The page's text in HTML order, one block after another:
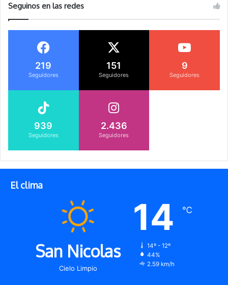
Seguinos en las redes
219
Seguidores
151
Seguidores
9
Seguidores
939
Seguidores
2.436
Seguidores
El clima
San Nicolas
Cielo Limpio
14 ℃
14º - 12º
44%
2.59 km/h